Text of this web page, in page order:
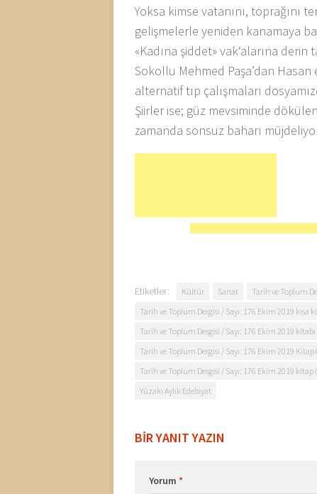
Yoksa kimse vatanını, toprağını
gelişmelerle yeniden kanamaya
«Kadına şiddet» vak‘alarına
Sokollu Mehmed Paşa’dan
alternatif tıp çalışmaları
Şiirler ise; güz mevsiminde
zamanda sonsuz baharı
Etiketler: Kültür Sanat
Tarih ve Toplum
Tarih ve Toplum Dergisi / Sayı: 176 Ekim 2019 kısa
Tarih ve Toplum Dergisi / Sayı: 176 Ekim 2019
Tarih ve Toplum Dergisi / Sayı: 176 Ekim 2019 Kitap
Tarih ve Toplum Dergisi / Sayı: 176 Ekim 2019 kitap
Yüzakı Aylık Edebiyat
BIR YANIT YAZIN
Yorum *